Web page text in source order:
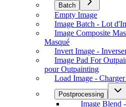
Batch
Empty Image
Image Batch - Lot
Image Composite
Masqué
Invert Image -
Image Pad For
pour Outpainting
Load Image -
Postprocessing
Image Blend